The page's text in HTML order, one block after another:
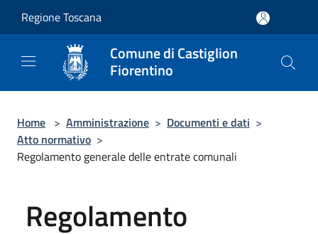
Regione Toscana
Comune di Castiglion
Fiorentino
Home > Amministrazione > Documenti e dati >
Atto normativo >
Regolamento generale delle entrate comunali
Regolamento